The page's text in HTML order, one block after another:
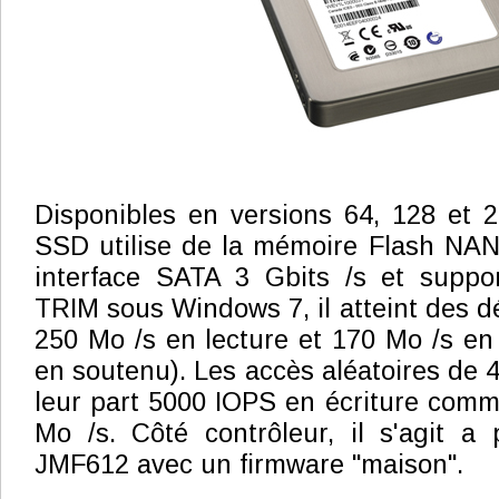
Disponibles en versions 64, 128 et
SSD utilise de la mémoire Flash
interface SATA 3 Gbits /s et
TRIM sous Windows 7, il atteint des
250 Mo /s en lecture et 170 Mo /s
en soutenu). Les accès aléatoires de
leur part 5000 IOPS en écriture
Mo /s. Côté contrôleur, il s'agit a
JMF612 avec un firmware "maison".